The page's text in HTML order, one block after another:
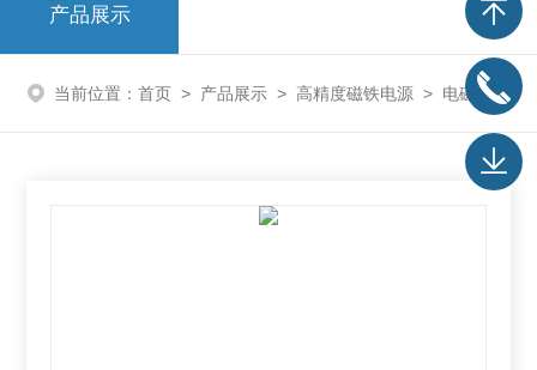
产品展示
当前位置： 首页 > 产品展示 > 高精度磁铁电源 > 电磁铁电源